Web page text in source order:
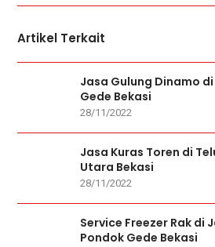
Artikel Terkait
Jasa Gulung Dinamo
Gede Bekasi
28/11/2022
Jasa Kuras Toren di
Utara Bekasi
28/11/2022
Service Freezer Rak di
Pondok Gede Bekasi